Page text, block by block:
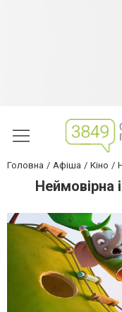
Головна Афіша Кіно
Неймовірна